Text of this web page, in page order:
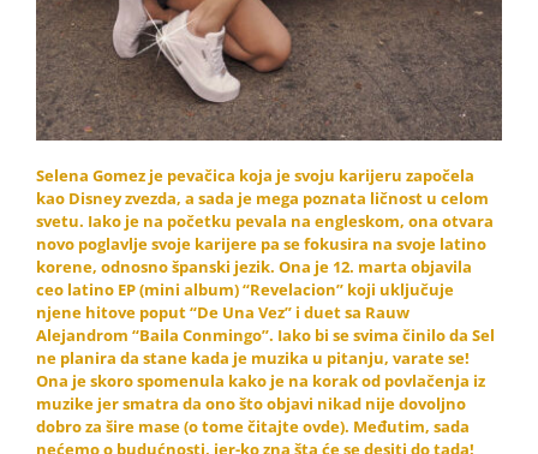
Selena Gomez je pevačica koja je svoju karijeru započela
kao Disney zvezda, a sada je mega poznata ličnost u celom
svetu. Iako je na početku pevala na engleskom, ona otvara
novo poglavlje svoje karijere pa se fokusira na svoje latino
korene, odnosno španski jezik. Ona je 12. marta objavila
ceo latino EP (mini album) “Revelacion” koji uključuje
njene hitove poput “De Una Vez” i duet sa Rauw
Alejandrom “Baila Conmingo”. Iako bi se svima činilo da Sel
ne planira da stane kada je muzika u pitanju, varate se!
Ona je skoro spomenula kako je na korak od povlačenja iz
muzike jer smatra da ono što objavi nikad nije dovoljno
dobro za šire mase (o tome čitajteovde). Međutim, sada
nećemo o budućnosti, jer-ko zna šta će se desiti do tada!